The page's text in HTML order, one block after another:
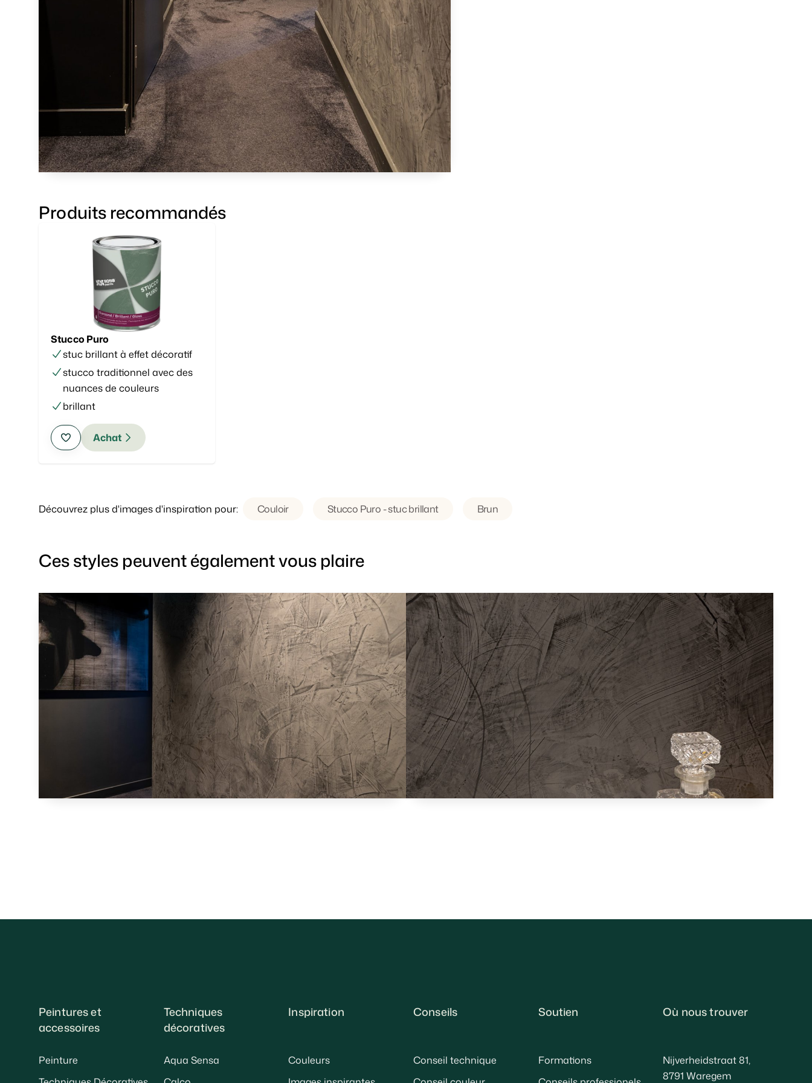
Produits recommandés
Stucco Puro
stuc brillant à effet décoratif
stucco traditionnel avec des
nuances de couleurs
brillant
Achat
Découvrez plus d'images d'inspiration pour: Couloir Stucco Puro - stuc brillant Brun
Ces styles peuvent également vous plaire
Peintures et
accessoires
Peinture
Techniques
décoratives
Aqua Sensa
Inspiration
Couleurs
Conseils
Conseil technique
Soutien
Formations
Où nous trouver
Nijverheidstraat 81,
8791 Waregem